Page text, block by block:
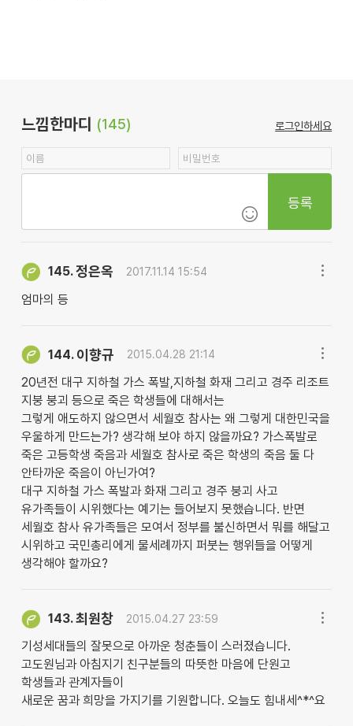
느낌한마디 (145) 로그인하세요
등록
145.정은옥 2017.11.14 15:54
엄마의 등
144. 이향규 2015.04.28 21:14
20년전 대구 지하철 가스 폭발,지하철 화재 그리고 경주 리조트
지붕 붕괴 등으로 죽은 학생들에 대해서는
그렇게 애도하지 않으면서 세월호 참사는 왜 그렇게 대한민국을
우울하게 만드는가? 생각해 보야 하지 않을까요? 가스폭발로
죽은 고등학생 죽음과 세월호 참사로 죽은 학생의 죽음 둘 다
안타까운 죽음이 아닌가여?
대구 지하철 가스 폭발과 화재 그리고 경주 붕괴 사고
유가족들이 시위했다는 예기는 들어보지 못했습니다. 반면
세월호 참사 유가족들은 모여서 정부를 불신하면서 뭐를 해달고
시위하고 국민총리에게 물세례까지 퍼붓는 행위들을 어떻게
생각해야 할까요?
143.최원창 2015.04.27 23:59
기성세대들의 잘못으로 아까운 청춘들이 스러졌습니다.
고도원님과 아침지기 친구분들의 따뜻한 마음에 단원고
학생들과 관계자들이
새로운 꿈과 희망을 가지기를 기원합니다. 오늘도 힘내세^*^요